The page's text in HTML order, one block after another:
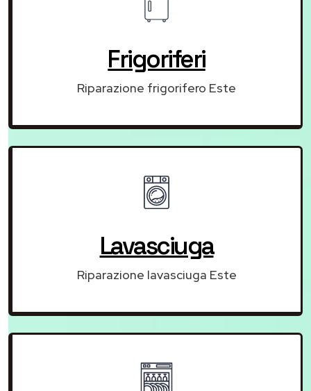
Frigoriferi
Riparazione frigorifero Este
Lavasciuga
Riparazione lavasciuga Este